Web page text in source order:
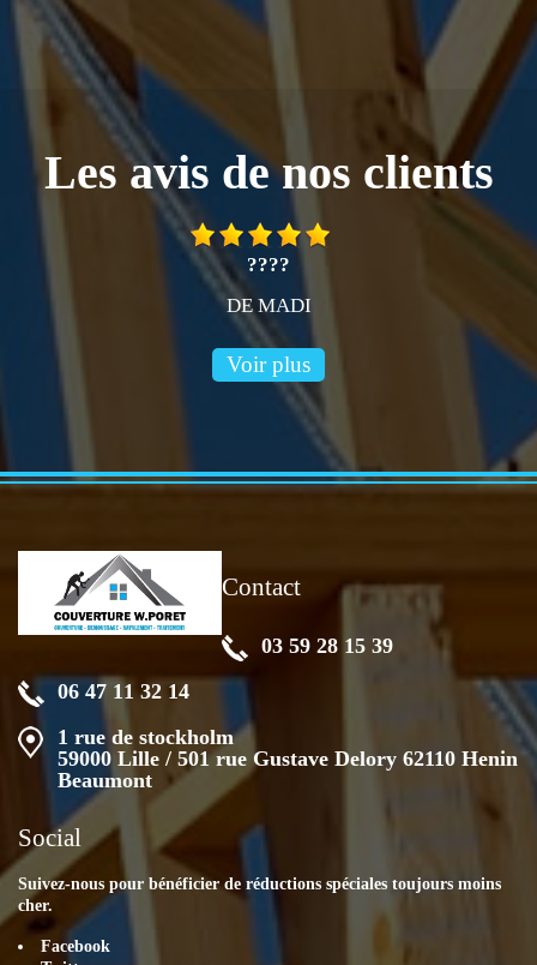
Les avis de nos clients
????
DE MADI
Voir plus
Contact
03 59 28 15 39
06 47 11 32 14
1 rue de stockholm
59000 Lille / 501 rue Gustave Delory 62110 Henin
Beaumont
Social
Suivez-nous pour bénéficier de réductions spéciales toujours moins
cher.
Facebook